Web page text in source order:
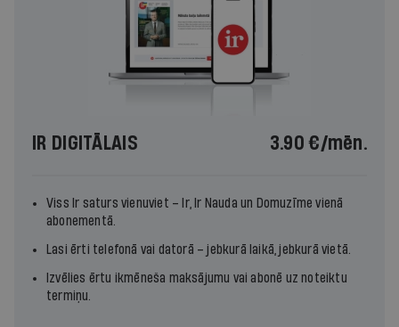
IR DIGITĀLAIS 3.90 €/mēn.
Viss Ir saturs vienuviet – Ir, Ir Nauda un Domuzīme vienā
abonementā.
Lasi ērti telefonā vai datorā – jebkurā laikā, jebkurā vietā.
Izvēlies ērtu ikmēneša maksājumu vai abonē uz noteiktu
termiņu.